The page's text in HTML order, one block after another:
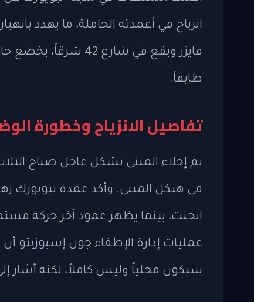
انزياح في أعمدته الحاملة، ما يهدد
طابقاً.
تفاصيل الانزياح وخطورة
تم إخلاء المبنى بشكل عاجل صباح
انحنت، بينما يظهر عمود آخر حركة
عمليات إدارة الإطفاء جون إسبوزيتو أن
سيكون محلياً وليس كاملاً، لكنه أشار